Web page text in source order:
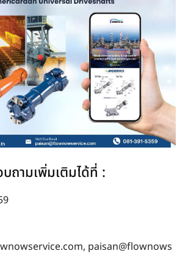
ถามเพิ่มเติมได้ที่ :
, paisan@flownows